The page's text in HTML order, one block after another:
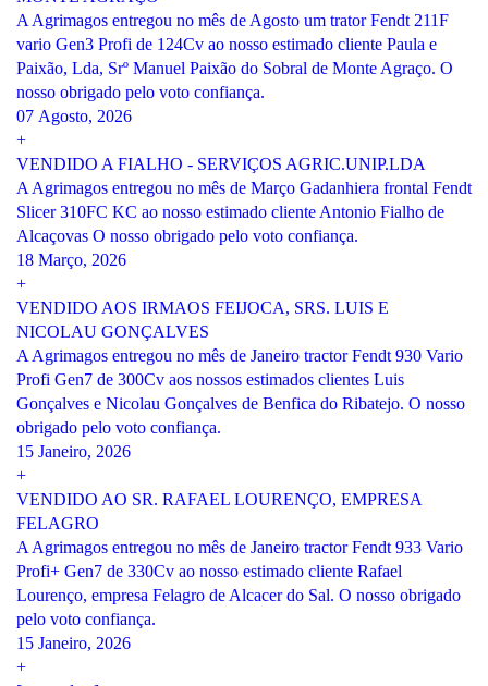
A Agrimagos entregou no mês de Agosto um trator Fendt 211F
vario Gen3 Profi de 124Cv ao nosso estimado cliente Paula e
Paixão, Lda, Srº Manuel Paixão do Sobral de Monte Agraço. O
nosso obrigado pelo voto confiança.
07 Agosto, 2026
+
VENDIDO A FIALHO - SERVIÇOS AGRIC.UNIP.LDA
A Agrimagos entregou no mês de Março Gadanhiera frontal Fendt
Slicer 310FC KC ao nosso estimado cliente Antonio Fialho de
Alcaçovas O nosso obrigado pelo voto confiança.
18 Março, 2026
+
VENDIDO AOS IRMAOS FEIJOCA, SRS. LUIS E
NICOLAU GONÇALVES
A Agrimagos entregou no mês de Janeiro tractor Fendt 930 Vario
Profi Gen7 de 300Cv aos nossos estimados clientes Luis
Gonçalves e Nicolau Gonçalves de Benfica do Ribatejo. O nosso
obrigado pelo voto confiança.
15 Janeiro, 2026
+
VENDIDO AO SR. RAFAEL LOURENÇO, EMPRESA
FELAGRO
A Agrimagos entregou no mês de Janeiro tractor Fendt 933 Vario
Profi+ Gen7 de 330Cv ao nosso estimado cliente Rafael
Lourenço, empresa Felagro de Alcacer do Sal. O nosso obrigado
pelo voto confiança.
15 Janeiro, 2026
+